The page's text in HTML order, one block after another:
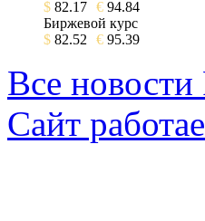
$ 82.17 € 94.84
Биржевой курс
$ 82.52 € 95.39
Все
Сайт